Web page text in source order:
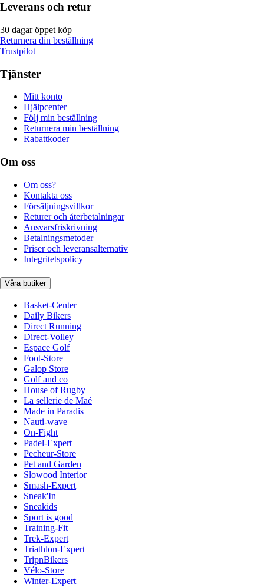
Leverans och retur
30 dagar öppet köp
Returnera din beställning
Trustpilot
Tjänster
Mitt konto
Hjälpcenter
Följ min beställning
Returnera min beställning
Rabattkoder
Om oss
Om oss?
Kontakta oss
Försäljningsvillkor
Returer och återbetalningar
Ansvarsfriskrivning
Betalningsmetoder
Priser och leveransalternativ
Integritetspolicy
Våra butiker
Basket-Center
Daily Bikers
Direct Running
Direct-Volley
Espace Golf
Foot-Store
Galop Store
Golf and co
House of Rugby
La sellerie de Maé
Made in Paradis
Nauti-wave
On-Fight
Padel-Expert
Pecheur-Store
Pet and Garden
Slowood Interior
Smash-Expert
Sneak'In
Sneakids
Sport is good
Training-Fit
Trek-Expert
Triathlon-Expert
TripnBikers
Vélo-Store
Winter-Expert